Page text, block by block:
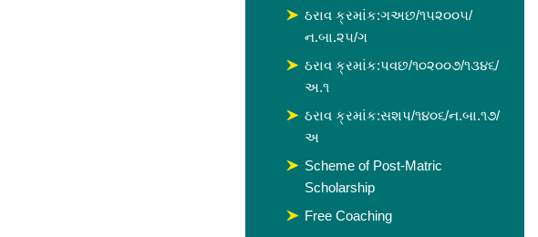
ઠરાવ ક્રમાંક:ગઅછ/૧૫૨૦૦૫/
ન.બા.૨૫/ગ
ઠરાવ ક્રમાંક:પવછ/૧૦૨૦૦૭/૧૩૪૬/
અ.૧
ઠરાવ ક્રમાંક:સશપ/૧૪૦૬/ન.બા.૧૭/
અ
Scheme of Post-Matric
Scholarship
Free Coaching